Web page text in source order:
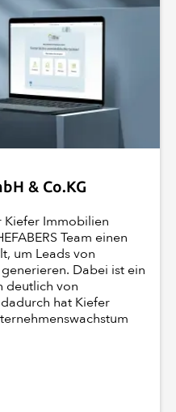
& Co.KG
Kiefer Immobilien
Team einen
um Leads von
Dabei ist ein
deutlich von
hat Kiefer